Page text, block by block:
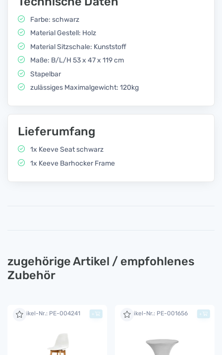
Farbe: schwarz
Material Gestell: Holz
Material Sitzschale: Kunststoff
Maße: B/L/H 53 x 47 x 119 cm
Stapelbar
zulässiges Maximalgewicht: 120kg
Lieferumfang
1x Keeve Seat schwarz
1x Keeve Barhocker Frame
zugehörige Artikel / empfohlenes
Zubehör
Artikel-Nr.: PE-004241 + Artikel-Nr.: PE-001656 +